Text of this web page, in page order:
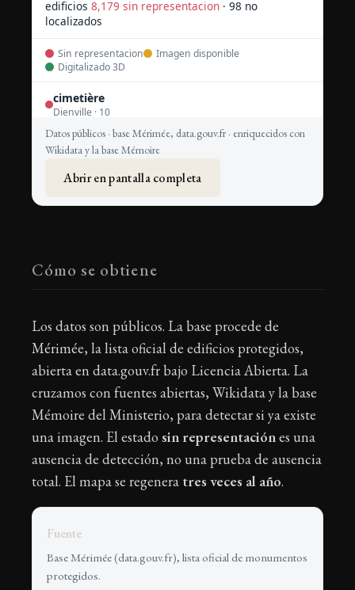
Datos públicos · base Mérimée, data.gouv.fr · enriquecidos con
Wikidata y la base Mémoire
Abrir en pantalla completa
Cómo se obtiene
Los datos son públicos. La base procede de
Mérimée, la lista oficial de edificios protegidos,
abierta en data.gouv.fr bajo Licencia Abierta. La
cruzamos con fuentes abiertas, Wikidata y la base
Mémoire del Ministerio, para detectar si ya existe
una imagen. El estado sin representaciónes una
ausencia de detección, no una prueba de ausencia
total. El mapa se regenera tres veces al año.
Fuente
Base Mérimée (data.gouv.fr), lista oficial de monumentos
protegidos.